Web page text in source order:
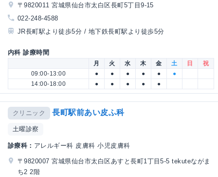
〒9820011 宮城県仙台市太白区長町5丁目9-15
022-248-4588
JR長町駅より徒歩5分 / 地下鉄長町駅より徒歩5分
内科 診療時間
月 火 水 木 金 土 日
祝
09:00-13:00
● ● ● ● ●
●
14:00-18:00
● ● ● ● ●
クリニック 長町駅前あい皮ふ科
土曜診察
診療科： アレルギー科 皮膚科 小児皮膚科
〒9820007 宮城県仙台市太白区あすと長町1丁目5-5 tekuteながま
ち2 2階